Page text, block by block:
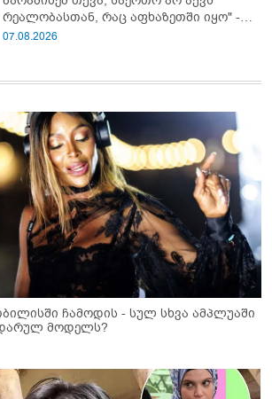
რეალობასთან, რაც აფხაზეთში იყო" -
პაატა ზაქარეიშვილის შეფასება
07.08.2026
ჩამოდის - სულ სხვა ამპლუაში
მოდელს?